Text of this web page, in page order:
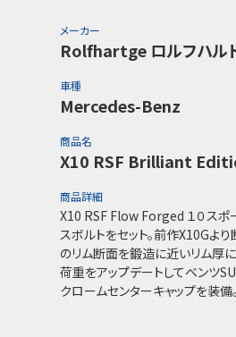
メーカー
Rolfhartge ロルフハル
車種
Mercedes-Benz
商品名
X10 RSF Brilliant
商品詳細
X10 RSF Flow Forged １０スポ
スボルトをセット。前作X10Gよ
のリム断面を鍛造に近いリム厚
荷重をアップデートしてベンツ
クロームセンターキャップを装